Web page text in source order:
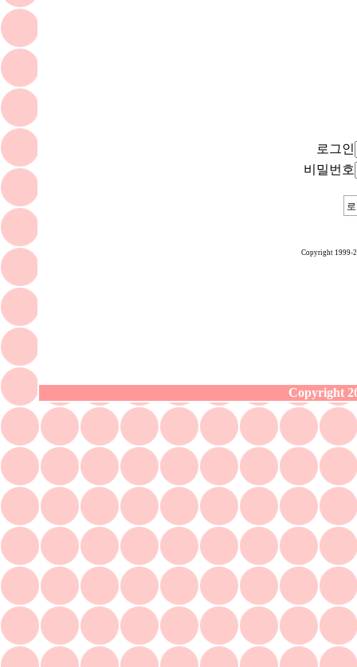
로그인
비밀번호
Copyright 1999-
Copyright